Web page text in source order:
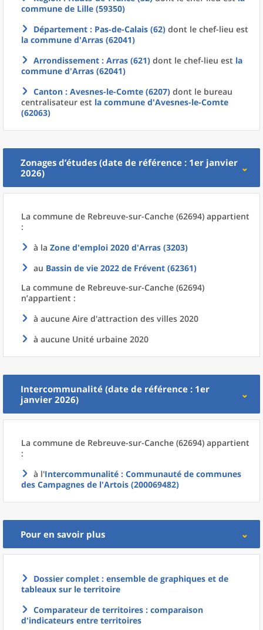
commune de Lille (59350)
Département : Pas-de-Calais (62) dont le chef-lieu est
la commune d'Arras (62041)
Arrondissement : Arras (621) dont le chef-lieu est la
commune d'Arras (62041)
Canton : Avesnes-le-Comte (6207) dont le bureau
centralisateur est la commune d'Avesnes-le-Comte
(62063)
Zonages d’études (date de référence : 1er janvier
2026)
La commune de Rebreuve-sur-Canche (62694) appartient
:
à la Zone d'emploi 2020 d'Arras (3203)
au Bassin de vie 2022 de Frévent (62361)
La commune de Rebreuve-sur-Canche (62694)
n’appartient :
à aucune Aire d'attraction des villes 2020
à aucune Unité urbaine 2020
Intercommunalité (date de référence : 1er
janvier 2026)
La commune de Rebreuve-sur-Canche (62694) appartient
:
à l'Intercommunalité : Communauté de communes
des Campagnes de l'Artois (200069482)
Pour en savoir plus
Dossier complet : ensemble de graphiques et de
tableaux sur le territoire
Comparateur de territoires : comparaison
d'indicateurs entre territoires